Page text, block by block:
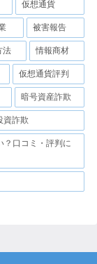
仮想通貨
被害報告
法 情報商材
仮想通貨評判
暗号資産詐欺
資詐欺
？口コミ・評判に